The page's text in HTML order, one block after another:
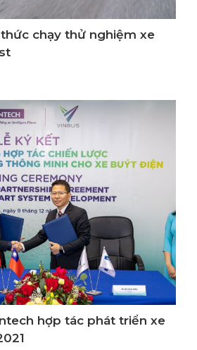
chạy thử nghiệm xe
hợp tác phát triển xe